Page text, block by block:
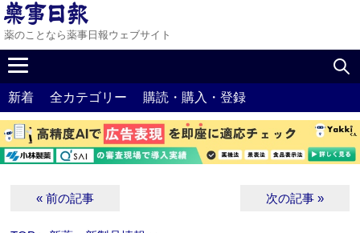
薬のことなら薬事日報ウェブサイト
新着 全カテゴリー 購読・購入・登録
« 前の記事 次の記事 »